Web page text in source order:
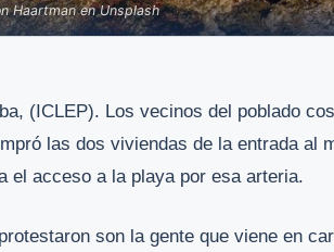
Haartman en Unsplash
(ICLEP). Los vecinos del poblado
las dos viviendas de la entrada al
el acceso a la playa por esa arteria.
son la gente que viene en